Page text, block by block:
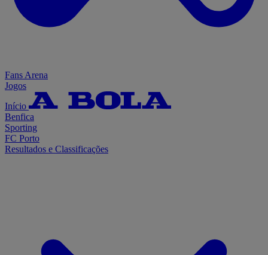
Fans Arena
Jogos
Início
Benfica
Sporting
FC Porto
Resultados e Classificações